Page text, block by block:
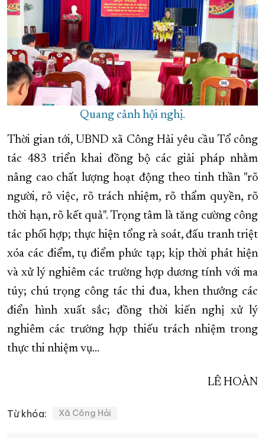
Quang cảnh hội nghị.
Thời gian tới, UBND xã Công Hải yêu cầu Tổ công
tác 483 triển khai đồng bộ các giải pháp nhằm
nâng cao chất lượng hoạt động theo tinh thần "rõ
người, rõ việc, rõ trách nhiệm, rõ thẩm quyền, rõ
thời hạn, rõ kết quả". Trọng tâm là tăng cường công
tác phối hợp; thực hiện tổng rà soát, đấu tranh triệt
xóa các điểm, tụ điểm phức tạp; kịp thời phát hiện
và xử lý nghiêm các trường hợp dương tính với ma
túy; chú trọng công tác thi đua, khen thưởng các
điển hình xuất sắc; đồng thời kiến nghị xử lý
nghiêm các trường hợp thiếu trách nhiệm trong
thực thi nhiệm vụ...
LÊ HOÀN
Từ khóa: Xã Công Hải